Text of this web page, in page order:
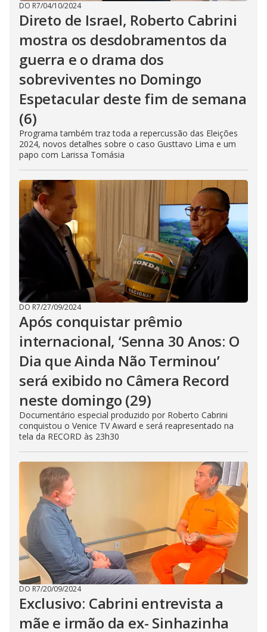
DO R7/04/10/2024
Direto de Israel, Roberto Cabrini
mostra os desdobramentos da
guerra e o drama dos
sobreviventes no Domingo
Espetacular deste fim de semana
(6)
Programa também traz toda a repercussão das Eleições
2024, novos detalhes sobre o caso Gusttavo Lima e um
papo com Larissa Tomásia
DO R7/27/09/2024
Após conquistar prêmio
internacional, ‘Senna 30 Anos: O
Dia que Ainda Não Terminou’
será exibido no Câmera Record
neste domingo (29)
Documentário especial produzido por Roberto Cabrini
conquistou o Venice TV Award e será reapresentado na
tela da RECORD às 23h30
DO R7/20/09/2024
Exclusivo: Cabrini entrevista a
mãe e irmão da ex- Sinhazinha